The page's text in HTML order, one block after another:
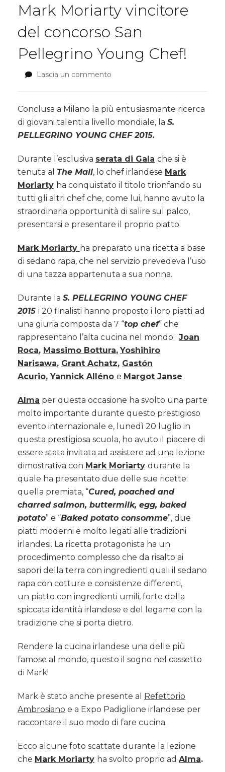
Mark Moriarty vincitore
del concorso San
Pellegrino Young Chef!
Lascia un commento
una
con
Mark
vincitore
del
concorso
San
Pellegrino
Young
Chef!
Conclusa a Milano la più entusiasmante ricerca
di giovani talenti a livello mondiale, la S.
PELLEGRINO YOUNG CHEF 2015.
Durante l’esclusiva serata di Gala che si è
tenuta al The Mall, lo chef irlandese Mark
Moriarty ha conquistato il titolo trionfando su
tutti gli altri chef che, come lui, hanno avuto la
straordinaria opportunità di salire sul palco,
presentarsi e presentare il proprio piatto.
Mark Moriarty ha preparato una ricetta a base
di sedano rapa, che nel servizio prevedeva l’uso
di una tazza appartenuta a sua nonna.
Durante la S. PELLEGRINO YOUNG CHEF
2015 i 20 finalisti hanno proposto i loro piatti ad
una giuria composta da 7 “top chef” che
rappresentano l’alta cucina nel mondo: Joan
Roca, Massimo Bottura, Yoshihiro
Narisawa, Grant Achatz, Gastón
Acurio, Yannick Alléno e Margot Janse
Alma per questa occasione ha svolto una parte
molto importante durante questo prestigioso
evento internazionale e, lunedì 20 luglio in
questa prestigiosa scuola, ho avuto il piacere di
essere stata invitata ad assistere ad una lezione
dimostrativa con Mark Moriarty durante la
quale ha presentato due delle sue ricette:
quella premiata, “Cured, poached and
charred salmon, buttermilk, egg, baked
potato” e “Baked potato consomme”, due
piatti moderni e molto legati alle tradizioni
irlandesi. La ricetta protagonista ha un
procedimento complesso che da risalto ai
sapori della terra con ingredienti quali il sedano
rapa con cotture e consistenze differenti,
un piatto con ingredienti umili, forte della
spiccata identità irlandese e del legame con la
tradizione che si porta dietro.
Rendere la cucina irlandese una delle più
famose al mondo, questo il sogno nel cassetto
di Mark!
Mark è stato anche presente al Refettorio
Ambrosiano e a Expo Padiglione irlandese per
raccontare il suo modo di fare cucina.
Ecco alcune foto scattate durante la lezione
che Mark Moriarty ha svolto proprio ad Alma.